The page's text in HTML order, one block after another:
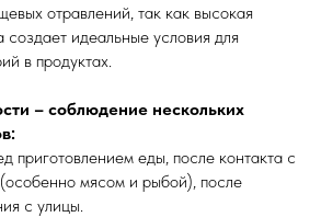
отравлений, так как высокая
создает идеальные условия для
в продуктах.
– соблюдение нескольких
приготовлением еды, после контакта с
мясом и рыбой), после
с улицы.